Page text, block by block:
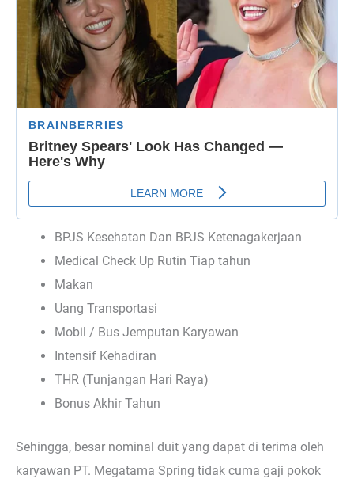
BPJS Kesehatan Dan BPJS Ketenagakerjaan
Medical Check Up Rutin Tiap tahun
Makan
Uang Transportasi
Mobil / Bus Jemputan Karyawan
Intensif Kehadiran
THR (Tunjangan Hari Raya)
Bonus Akhir Tahun
Sehingga, besar nominal duit yang dapat di terima oleh
karyawan PT. Megatama Spring tidak cuma gaji pokok